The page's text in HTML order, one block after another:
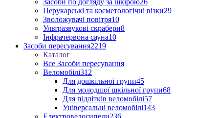
Засоби по догляду за шкірою26
Перукарські та косметологічні візки29
Зволожувачі повітря10
Ультразвукові скрабери8
Інфрачервона сауна10
Засоби пересування2219
Каталог
Все Засоби пересування
Веломобілі312
Для дошкільної групи45
Для молодшої шкільної групи68
Для підлітків веломобілі57
Універсальні веломобілі143
Електровелосипеди236